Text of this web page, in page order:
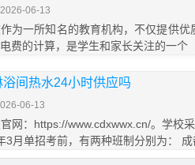
06-13
为一所知名的教育机构，不仅提供
费的计算，是学生和家长关注的一个
间热水24小时供应吗
06-13
网：https://www.cdxwwx.cn/。学校
月单招考前，有两种班制分别为： 成